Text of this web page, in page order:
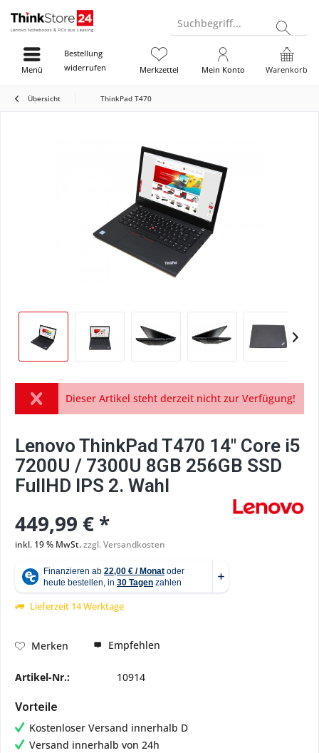
Suchbegriff...
Bestellung
widerrufen
Warenkorb
Merkzettel Mein Konto
Menü
Übersicht ThinkPad T470
Dieser Artikel steht derzeit nicht zur Verfügung!
Lenovo ThinkPad T470 14" Core i5
7200U / 7300U 8GB 256GB SSD
FullHD IPS 2. Wahl
449,99 € *
inkl. 19 % MwSt.zzgl. Versandkosten
Lieferzeit 14 Werktage
Merken Empfehlen
Artikel-Nr.: 10914
Vorteile
Kostenloser Versand innerhalb D
Versand innerhalb von 24h